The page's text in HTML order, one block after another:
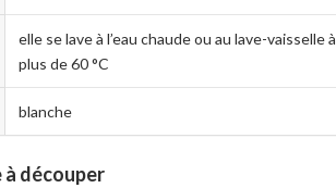
elle se lave à l’eau chaude ou au lave-vaisselle à
plus de 60 °C
blanche
à découper